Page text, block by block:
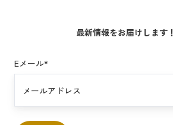
最新情報をお届けします！
Eメール*